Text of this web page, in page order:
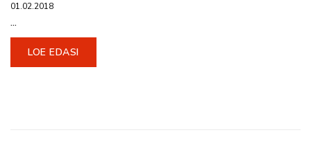
01.02.2018
...
LOE EDASI